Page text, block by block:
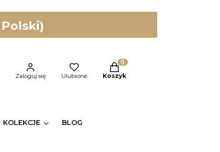
Zaloguj się Ulubione
Produkty w koszyku: 0.
Koszyk
KOLEKCJE BLOG